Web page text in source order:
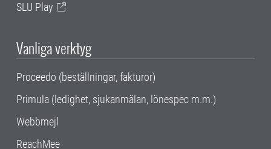
SLU Play
Vanliga verktyg
Proceedo (beställningar, fakturor)
Primula (ledighet, sjukanmälan, lönespec m.m.)
Webbmejl
ReachMee